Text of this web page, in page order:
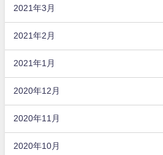
2021年3月
2021年2月
2021年1月
2020年12月
2020年11月
2020年10月